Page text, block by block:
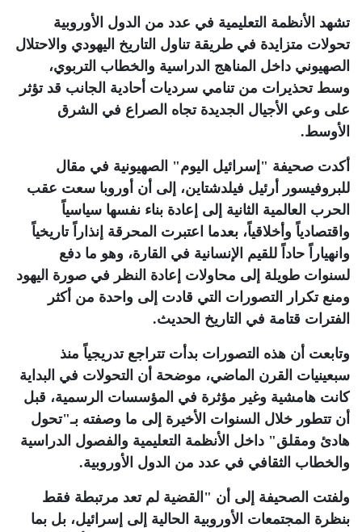
تشهد الأنظمة التعليمية في عدد من الدول الأوروبية
تحولات متزايدة في طريقة تناول التاريخ اليهودي والاحتلال
الصهيوني داخل المناهج الدراسية والخطاب التربوي،
وسط تحذيرات من تنامي سرديات أحادية الجانب قد تؤثر
على وعي الأجيال الجديدة تجاه الصراع في الشرق
الأوسط.
أكدت صحيفة "إسرائيل اليوم" الصهيونية في مقال
للبروفيسور أرئيل فيلدشتاين، إلى أن أوروبا سعت عقب
الحرب العالمية الثانية إلى إعادة بناء نفسها سياسياً
واقتصادياً وأخلاقياً، بعدما اعتبرت المحرقة إنذاراً تاريخياً
وانهياراً حاداً للقيم الإنسانية في القارة، وهو ما دفع
لسنوات طويلة إلى محاولات إعادة النظر في صورة اليهود
ومنع تكرار التصورات التي قادت إلى واحدة من أكثر
الفترات قتامة في التاريخ الحديث.
وتابعت أن هذه التصورات بدأت تتراجع تدريجياً منذ
سبعينيات القرن الماضي، موضحة أن التحولات في البداية
كانت هامشية وغير مؤثرة في المؤسسات الرسمية، قبل
أن تتطور خلال السنوات الأخيرة إلى ما وصفته بـ"تحول
هادئ ومقلق" داخل الأنظمة التعليمية والفصول الدراسية
والخطاب الثقافي في عدد من الدول الأوروبية.
ولفتت الصحيفة إلى أن "القضية لم تعد مرتبطة فقط
بنظرة المجتمعات الأوروبية الحالية إلى إسرائيل، بل بما